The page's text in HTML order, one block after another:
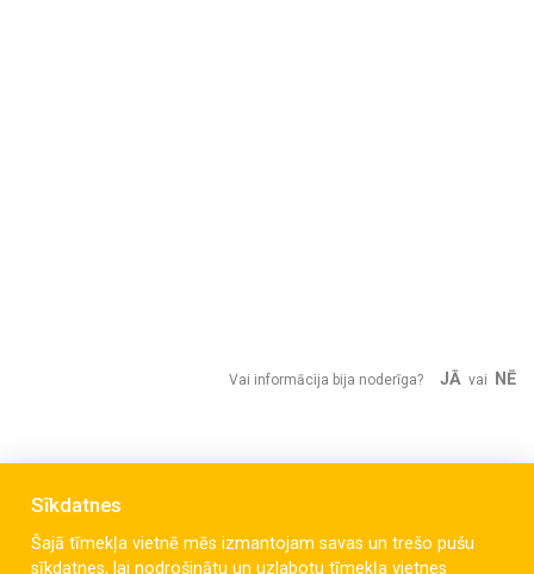
Vai informācija bija noderīga? JĀ vai NĒ
Sīkdatnes
Šajā tīmekļa vietnē mēs izmantojam savas un trešo pušu
sīkdatnes, lai nodrošinātu un uzlabotu tīmekļa vietnes